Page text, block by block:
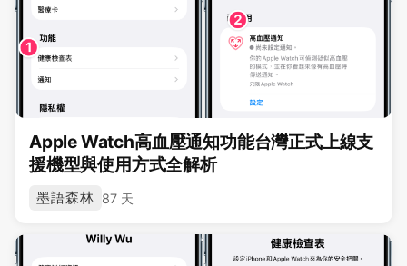
Apple Watch高血壓通知功能台灣正式上線支
援機型與使用方式全解析
墨語森林 87 天